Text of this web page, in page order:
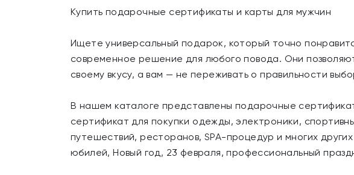
Купить подарочные сертификаты и карты для мужчин
Ищете универсальный подарок, который точно
современное решение для любого повода. Они
своему вкусу, а вам — не переживать о правильности
В нашем каталоге представлены подарочные
сертификат для покупки одежды, электроники,
путешествий, ресторанов, SPA-процедур и многих
юбилей, Новый год, 23 февраля, профессиональный